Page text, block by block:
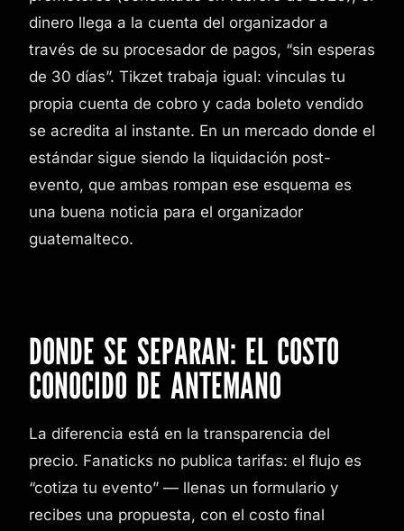
dinero llega a la cuenta del organizador a
través de su procesador de pagos, “sin esperas
de 30 días”. Tikzet trabaja igual: vinculas tu
propia cuenta de cobro y cada boleto vendido
se acredita al instante. En un mercado donde el
estándar sigue siendo la liquidación post-
evento, que ambas rompan ese esquema es
una buena noticia para el organizador
guatemalteco.
DONDE SE SEPARAN: EL COSTO
CONOCIDO DE ANTEMANO
La diferencia está en la transparencia del
precio. Fanaticks no publica tarifas: el flujo es
“cotiza tu evento” — llenas un formulario y
recibes una propuesta, con el costo final